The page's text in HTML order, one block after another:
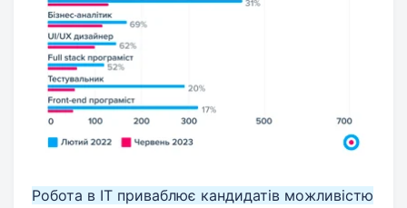
Робота в IT приваблює кандидатів можливістю